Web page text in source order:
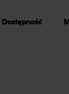
Dostępność